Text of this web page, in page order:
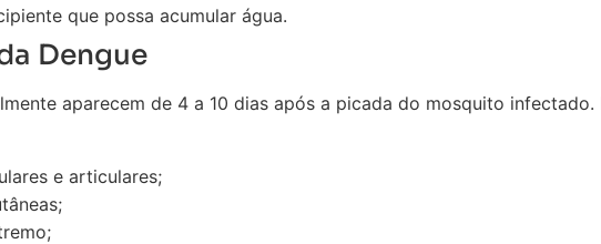
que possa acumular água.
Dengue
aparecem de 4 a 10 dias após a picada do mosquito
e articulares;